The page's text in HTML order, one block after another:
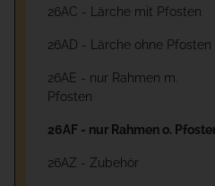
26AC - Lärche mit Pfosten
26AD - Lärche ohne Pfosten
26AE - nur Rahmen m.
Pfosten
26AF - nur Rahmen o.
26AZ - Zubehör